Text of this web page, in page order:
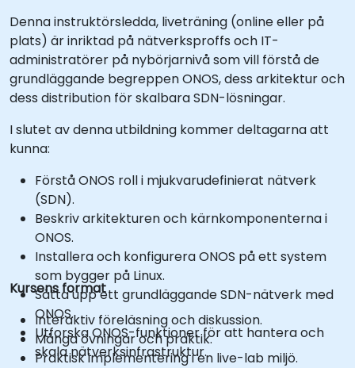
Denna instruktörsledda, liveträning (online eller på
plats) är inriktad på nätverksproffs och IT-
administratörer på nybörjarnivå som vill förstå de
grundläggande begreppen ONOS, dess arkitektur och
dess distribution för skalbara SDN-lösningar.
I slutet av denna utbildning kommer deltagarna att
kunna:
Förstå ONOS roll i mjukvarudefinierat nätverk
(SDN).
Beskriv arkitekturen och kärnkomponenterna i
ONOS.
Installera och konfigurera ONOS på ett system
som bygger på Linux.
Sätta upp ett grundläggande SDN-nätverk med
ONOS.
Utforska ONOS-funktioner för att hantera och
skala nätverksinfrastruktur.
Kursens format
Interaktiv föreläsning och diskussion.
Många övningar och praktik.
Praktisk implementering i en live-lab miljö.